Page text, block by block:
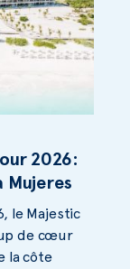
2026:
Mujeres
le Majestic
de cœur
la côte